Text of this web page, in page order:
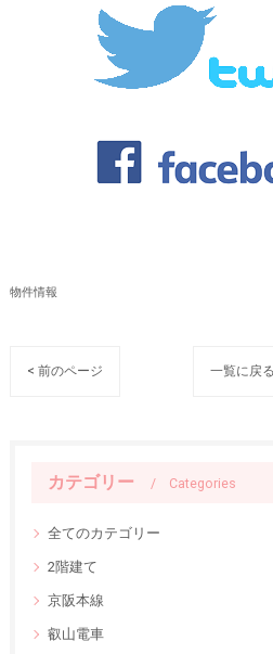
物件情報
< 前のページ 一覧に戻る
カテゴリー Categories
全てのカテゴリー
2階建て
京阪本線
叡山電車